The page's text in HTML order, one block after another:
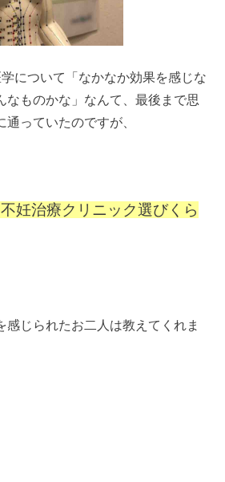
について「なかなか効果を感じな
なものかな」なんて、最後まで思
っていたのですが、
妊治療クリニック選びくら
感じられたお二人は教えてくれま